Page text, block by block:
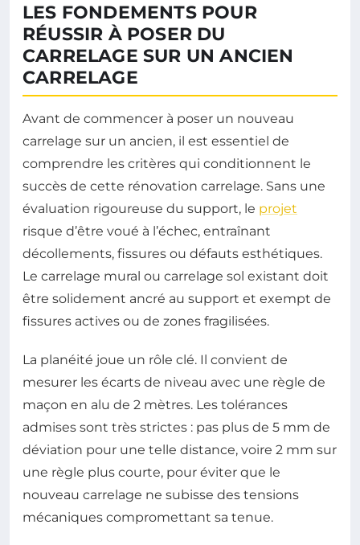
LES FONDEMENTS POUR
RÉUSSIR À POSER DU
CARRELAGE SUR UN ANCIEN
CARRELAGE
Avant de commencer à poser un nouveau
carrelage sur un ancien, il est essentiel de
comprendre les critères qui conditionnent le
succès de cette rénovation carrelage. Sans une
évaluation rigoureuse du support, le projet
risque d’être voué à l’échec, entraînant
décollements, fissures ou défauts esthétiques.
Le carrelage mural ou carrelage sol existant doit
être solidement ancré au support et exempt de
fissures actives ou de zones fragilisées.
La planéité joue un rôle clé. Il convient de
mesurer les écarts de niveau avec une règle de
maçon en alu de 2 mètres. Les tolérances
admises sont très strictes : pas plus de 5 mm de
déviation pour une telle distance, voire 2 mm sur
une règle plus courte, pour éviter que le
nouveau carrelage ne subisse des tensions
mécaniques compromettant sa tenue.